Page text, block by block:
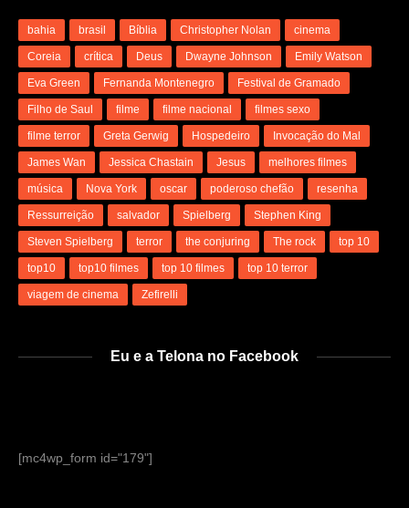
bahia brasil Bíblia Christopher Nolan cinema
Coreia crítica Deus Dwayne Johnson Emily Watson
Eva Green Fernanda Montenegro Festival de Gramado
Filho de Saul filme filme nacional filmes sexo
filme terror Greta Gerwig Hospedeiro Invocação do Mal
James Wan Jessica Chastain Jesus melhores filmes
música Nova York oscar poderoso chefão resenha
Ressurreição salvador Spielberg Stephen King
Steven Spielberg terror the conjuring The rock top 10
top10 top10 filmes top 10 filmes top 10 terror
viagem de cinema Zefirelli
Eu e a Telona no Facebook
[mc4wp_form id="179"]